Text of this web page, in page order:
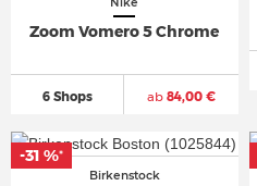
Nike
Zoom Vomero 5 Chrome
6 Shops ab84,00 €
Birkenstock
-31 %*